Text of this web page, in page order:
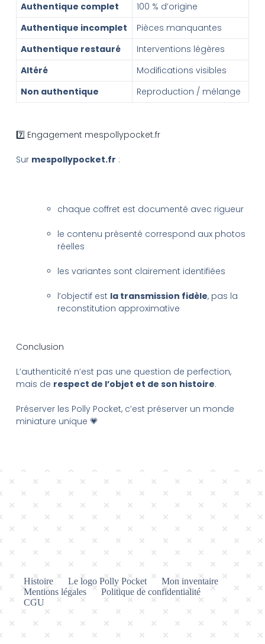
Authentique complet
100 % d’origine
Authentique incomplet
Pièces manquantes
Authentique restauré
Interventions légères
Altéré
Modifications visibles
Non authentique
Reproduction / mélange
7️⃣ Engagement mespollypocket.fr
Sur mespollypocket.fr :
chaque coffret est documenté avec rigueur
le contenu présenté correspond aux photos
réelles
les variantes sont clairement identifiées
l’objectif est la transmission fidèle, pas la
reconstitution approximative
Conclusion
L’authenticité n’est pas une question de perfection,
mais de respect de l’objet et de son histoire.
Préserver les Polly Pocket, c’est préserver un monde
miniature unique 💗
Histoire Le logo Polly Pocket
Mon inventaire
Mentions légales
Politique de confidentialité
CGU